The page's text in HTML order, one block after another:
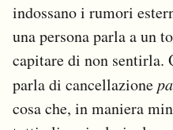
indossano i rumori
una persona parla a un
capitare di non sentirla.
parla di cancellazione
cosa che, in maniera